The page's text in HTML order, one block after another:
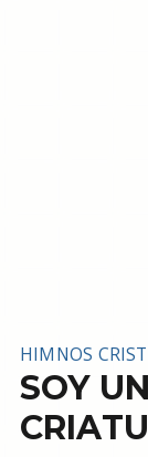
HIMNOS
SOY